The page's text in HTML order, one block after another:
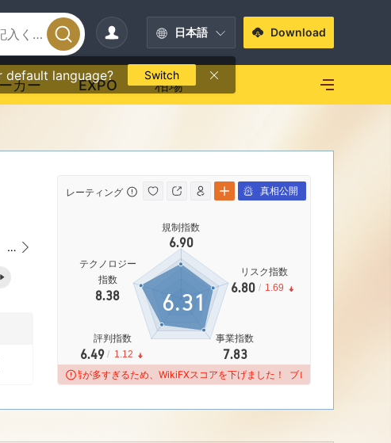
日本語
language? Switch
Download
カー EXPO 相場
| グローバル展開
レーティング
規制指数
6.90
テクノロジー
指数
8.38
評判指数
6.49 / 1.12
事業指数
7.83
リスク指数
6.80 / 1.69
未解決の苦情が多すぎるため、WikiFXスコアを下げました！ ブローカーは未解決の苦情
6.31
ブローカーは未解決の苦情が多すぎるた
真相公開